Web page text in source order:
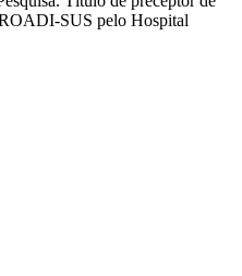
SUS pelo Hospital